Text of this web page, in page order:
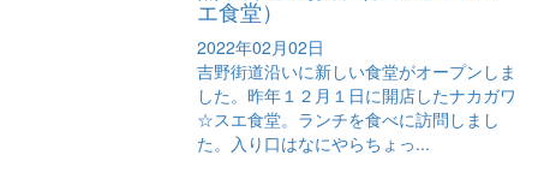
エ食堂）
2022年02月02日
吉野街道沿いに新しい食堂がオープンしま
した。昨年１２月１日に開店したナカガワ
☆スエ食堂。ランチを食べに訪問しまし
た。入り口はなにやらちょっ...